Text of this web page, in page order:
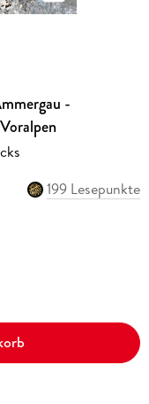
-
199 Lesepunkte